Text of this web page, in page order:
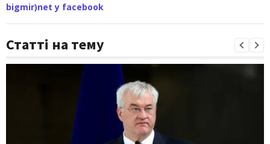
bigmir)net у facebook
Статті на тему